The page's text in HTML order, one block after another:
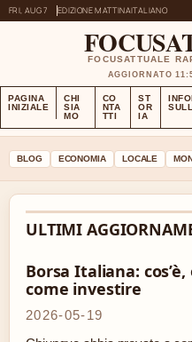
FRI, AUG 7 EDIZIONE MATTINAITALIANO
FOCUSATTUALE
AGGIORNATO
PAGINA
INIZIALE
CHI
SIA
MO
CO
NTA
TTI
ST
OR
IA
BLOG ECONOMIA LOCALE
ULTIMI
Borsa Italiana:
come investire
2026-05-19